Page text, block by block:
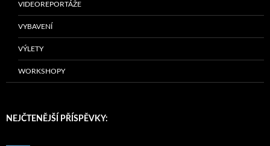
VIDEOREPORTÁŽE
VYBAVENÍ
VÝLETY
WORKSHOPY
NEJČTENĚJŠÍ PŘÍSPĚVKY: